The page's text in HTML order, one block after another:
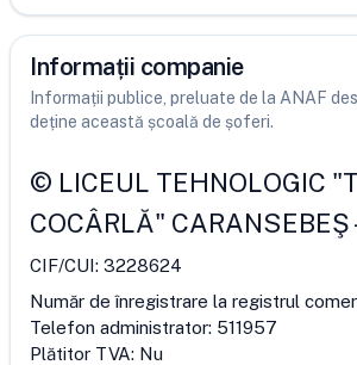
Informații companie
Informații publice, preluate de la ANAF
deține această școală de șoferi.
© LICEUL TEHNOLOGIC
COCÂRLĂ" CARANSEBEŞ
CIF/CUI: 3228624
Număr de înregistrare la registrul
Telefon administrator: 511957
Plătitor TVA: Nu